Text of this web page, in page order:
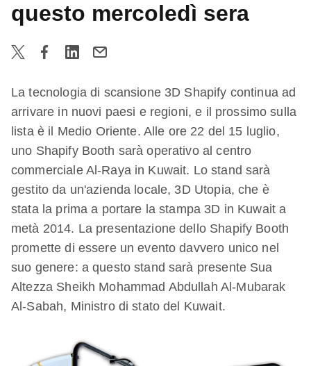
questo mercoledì sera
La tecnologia di scansione 3D Shapify continua ad
arrivare in nuovi paesi e regioni, e il prossimo sulla
lista è il Medio Oriente. Alle ore 22 del 15 luglio,
uno Shapify Booth sarà operativo al centro
commerciale Al-Raya in Kuwait. Lo stand sarà
gestito da un'azienda locale, 3D Utopia, che è
stata la prima a portare la stampa 3D in Kuwait a
metà 2014. La presentazione dello Shapify Booth
promette di essere un evento davvero unico nel
suo genere: a questo stand sarà presente Sua
Altezza Sheikh Mohammad Abdullah Al-Mubarak
Al-Sabah, Ministro di stato del Kuwait.